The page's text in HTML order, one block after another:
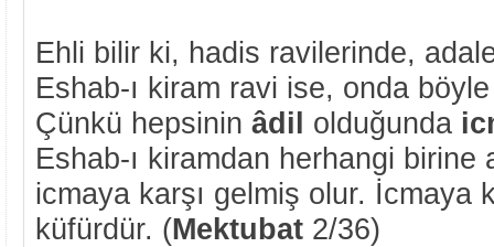
Ehli bilir ki, hadis ravilerinde,
Eshab-ı kiram ravi ise, onda
Çünkü hepsinin âdil olduğunda
Eshab-ı kiramdan herhangi birine
icmaya karşı gelmiş olur. İcmaya
küfürdür. (Mektubat 2/36)